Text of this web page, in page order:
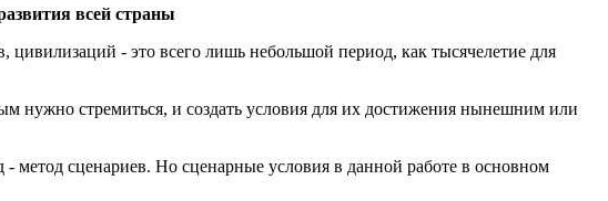
всей страны
цивилизаций - это всего лишь небольшой период, как тысячелетие для
нужно стремиться, и создать условия для их достижения нынешним или
метод сценариев. Но сценарные условия в данной работе в основном